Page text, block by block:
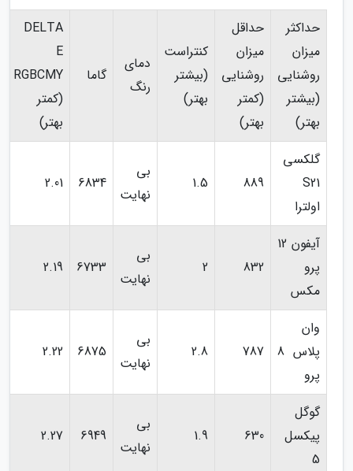
حداکثر
میزان
روشنایی
(بیشتر
بهتر)
حداقل
میزان
روشنایی
(کمتر
بهتر)
کنتراست
(بیشتر
بهتر)
دمای
رنگ
گاما
DELTA
E
RGBCMY
(کمتر
بهتر)
گلکسی
S21
اولترا
889
1.5
بی
نهایت
6834
2.01
آیفون 12
پرو
مکس
832
2
بی
نهایت
6733
2.19
وان
پلاس 8
پرو
787
2.8
بی
نهایت
6875
2.22
گوگل
پیکسل
5
630
1.9
بی
نهایت
6949
2.27